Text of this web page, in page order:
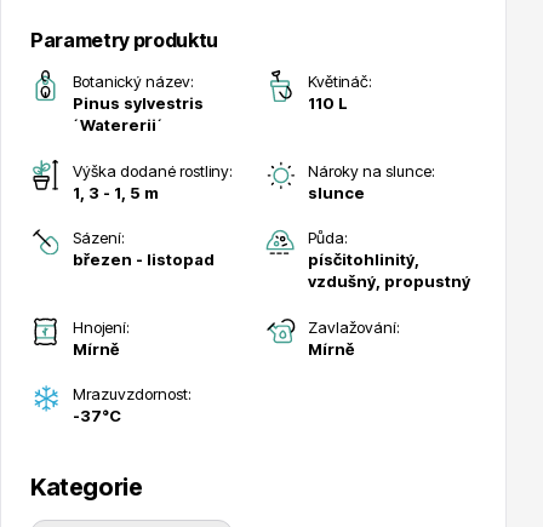
Hortenzie
Růže KORDES
Parametry produktu
Botanický název:
Pinus sylvestris
´Watererii´
Květináč:
110 L
Výška dodané rostliny:
1, 3 - 1, 5 m
Nároky na slunce:
slunce
Sázení:
březen - listopad
Půda:
písčitohlinitý,
vzdušný, propustný
Hnojení:
Mírně
Zavlažování:
Mírně
Mrazuvzdornost:
-37°C
Kategorie